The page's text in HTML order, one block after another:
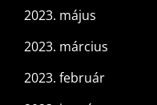
2023. május
2023. március
2023. február